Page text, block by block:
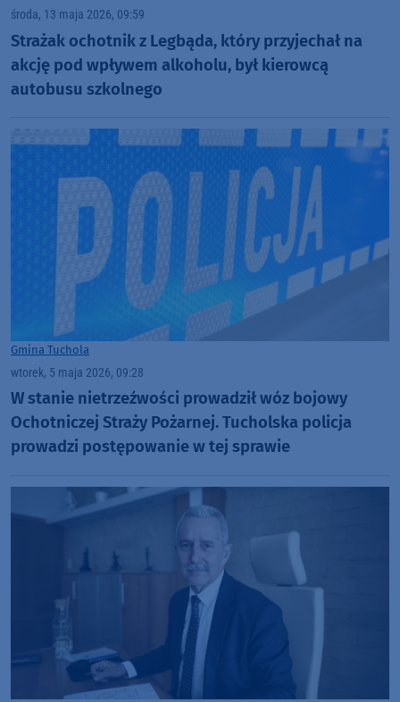
środa, 13 maja 2026, 09:59
Strażak ochotnik z Legbąda, który przyjechał na
akcję pod wpływem alkoholu, był kierowcą
autobusu szkolnego
Gmina Tuchola
wtorek, 5 maja 2026, 09:28
W stanie nietrzeźwości prowadził wóz bojowy
Ochotniczej Straży Pożarnej. Tucholska policja
prowadzi postępowanie w tej sprawie